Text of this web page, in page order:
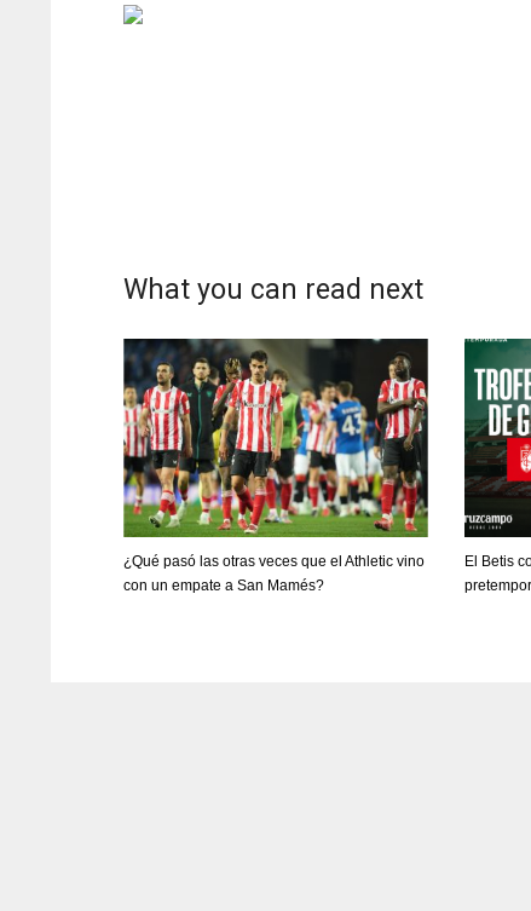
What you can read next
¿Qué pasó las otras veces que el Athletic vino
con un empate a San Mamés?
El Betis